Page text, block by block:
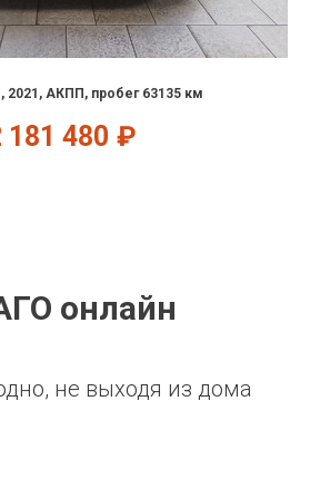
2021, АКПП, пробег 63135 км
181 480 ₽
онлайн
не выходя из дома